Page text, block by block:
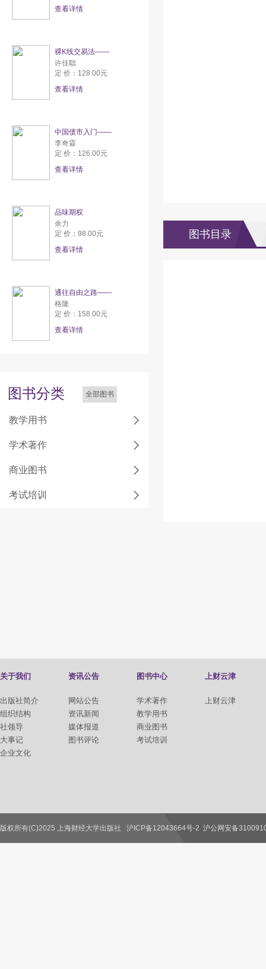
查看详情
裸K线交易法——
许佳聪
定 价：128.00元
查看详情
中国债市入门——
李奇霖
定 价：126.00元
查看详情
品味期权
余力
定 价：98.00元
查看详情
通往自由之路——
格隆
定 价：158.00元
查看详情
图书分类 全部图书
教学用书
学术著作
商业图书
考试培训
图书目录
关于我们
出版社简介
组织结构
社领导
大事记
企业文化
资讯公告
网站公告
资讯新闻
媒体报道
图书评论
图书中心
学术著作
教学用书
商业图书
考试培训
上财云津
上财云津
联系我们
版权所有(C)2025 上海财经大学出版社 沪ICP备12043664号-2 沪公网安备